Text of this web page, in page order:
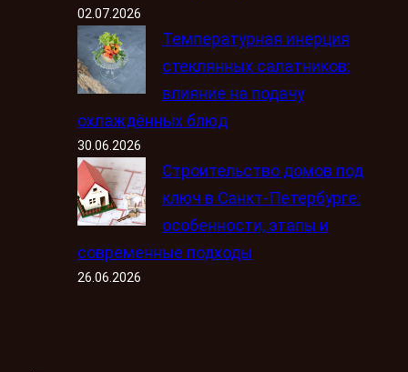
02.07.2026
Температурная инерция
стеклянных салатников:
влияние на подачу
охлаждённых блюд
30.06.2026
Строительство домов под
ключ в Санкт-Петербурге:
особенности, этапы и
современные подходы
26.06.2026